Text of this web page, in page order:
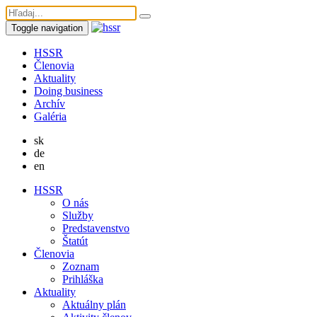
Toggle navigation
HSSR
Členovia
Aktuality
Doing business
Archív
Galéria
sk
de
en
HSSR
O nás
Služby
Predstavenstvo
Štatút
Členovia
Zoznam
Prihláška
Aktuality
Aktuálny plán